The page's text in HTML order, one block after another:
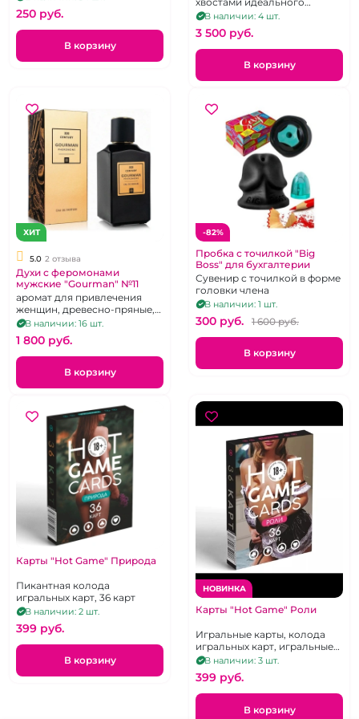
250 pуб.
В корзину
качества
В наличии: 4 шт.
3 500 pуб.
В корзину
ХИТ
5.0 2 отзыва
Духи с феромонами
мужские "Gourman" №11
аромат для привлечения
женщин, древесно-пряные,
100 мл
В наличии: 16 шт.
1 800 pуб.
В корзину
-82%
Пробка с точилкой "Big
Boss" для бухгалтерии
Сувенир с точилкой в форме
головки члена
В наличии: 1 шт.
300 pуб. 1 600 pуб.
В корзину
Карты "Hot Game" Природа
Пикантная колода
игральных карт, 36 карт
В наличии: 2 шт.
399 pуб.
В корзину
НОВИНКА
Карты "Hot Game" Роли
Игральные карты, колода
игральных карт, игральные
карты с ролями, 36 карт
В наличии: 3 шт.
399 pуб.
В корзину